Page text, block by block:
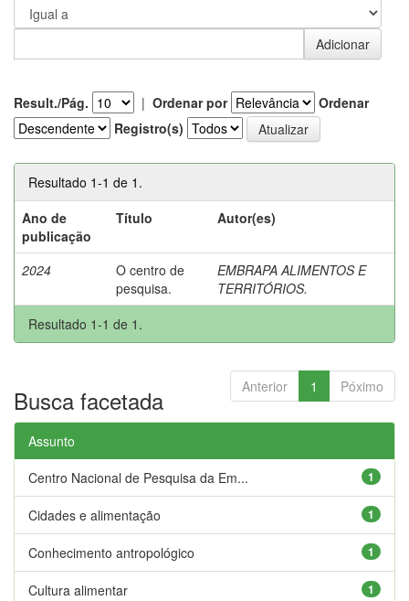
Result./Pág. | Ordenar por
Ordenar
Registro(s)
Resultado 1-1 de 1.
Ano de
publicação
Título Autor(es)
2024
O centro de
pesquisa.
EMBRAPA ALIMENTOS E
TERRITÓRIOS.
Resultado 1-1 de 1.
Anterior 1 Póximo
Busca facetada
Assunto
1
Centro Nacional de Pesquisa da Em...
1
Cidades e alimentação
1
Conhecimento antropológico
1
Cultura alimentar